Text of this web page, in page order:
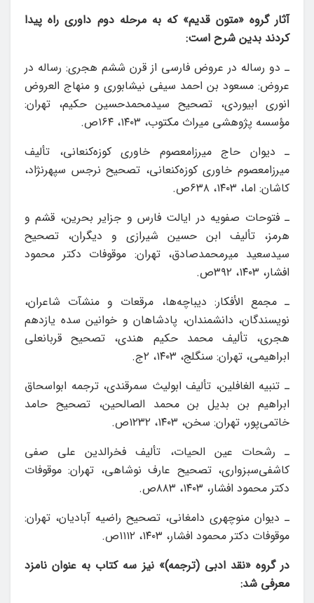
آثار گروه «متون قدیم» که به مرحله دوم داوری راه پیدا
کردند بدین شرح است:
ـ دو رساله در عروض فارسی از قرن ششم هجری: رساله در
عروض: مسعود بن احمد سیفی نیشابوری و منهاج العروض
انوری ابیوردی، تصحیح سیدمحمدحسین حکیم، تهران:
مؤسسه پژوهشی میراث مکتوب، ۱۴۰۳، ۱۶۴ص.
ـ دیوان حاج میرزامعصوم خاوری کوزه‌کنعانی، تألیف
میرزامعصوم خاوری کوزه‌کنعانی، تصحیح نرجس سپهرنژاد،
کاشان: اما، ۱۴۰۳، ۶۳۸ص.
ـ فتوحات صفویه در ایالت فارس و جزایر بحرین، قشم و
هرمز، تألیف ابن حسین شیرازی و دیگران، تصحیح
سیدسعید میرمحمدصادق، تهران: موقوفات دکتر محمود
افشار، ۱۴۰۳، ۳۹۲ص.
ـ مجمع ‌الأفکار: دیباچه‌ها، مرقعات و منشآت شاعران،
نویسندگان، دانشمندان، پادشاهان و خوانین سده یازدهم
هجری، تألیف محمد حکیم هندی، تصحیح قربانعلی
ابراهیمی، تهران: سنگلج، ۱۴۰۳، ۲ج.
ـ تنبیه الغافلین، تألیف ابولیث سمرقندی، ترجمه ابواسحاق
ابراهیم بن بدیل بن محمد الصالحین، تصحیح حامد
خاتمی‌پور، تهران: سخن، ۱۴۰۳، ۱۲۳۲ص.
ـ رشحات عین ‌الحیات، تألیف فخرالدین علی صفی
کاشفی‌سبزواری، تصحیح عارف نوشاهی، تهران: موقوفات
دکتر محمود افشار، ۱۴۰۳، ۸۸۳ص.
ـ دیوان منوچهری دامغانی، تصحیح راضیه آبادیان، تهران:
موقوفات دکتر محمود افشار، ۱۴۰۳، ۱۱۱۲ص.
در گروه «نقد ادبی (ترجمه)» نیز سه کتاب به عنوان نامزد
معرفی شد: